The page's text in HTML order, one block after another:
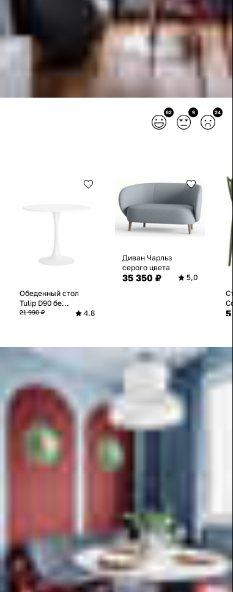
62 9 24
Обеденный стол
Tulip D90 бе...
21 990 ₽ 4,8
Диван Чарльз
серого цвета
35 350 ₽
5,0
5